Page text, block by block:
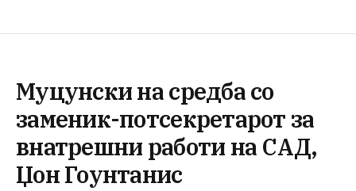
Муцунски на средба со
заменик-потсекретарот за
внатрешни работи на САД,
Џон Гоунтанис